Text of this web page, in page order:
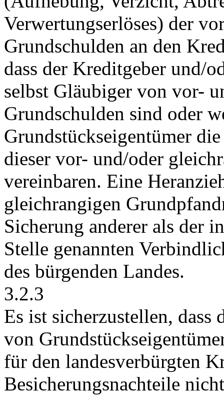
Verwertungserlöses) der
Grundschulden an den
dass der Kreditgeber und/
selbst Gläubiger von vor-
Grundschulden sind oder
Grundstückseigentümer
dieser vor- und/oder
vereinbaren. Eine
gleichrangigen
Sicherung anderer als der
Stelle genannten
des bürgenden Landes.
3.2.3
Es ist sicherzustellen, dass
von
für den landesverbürgten
Besicherungsnachteile